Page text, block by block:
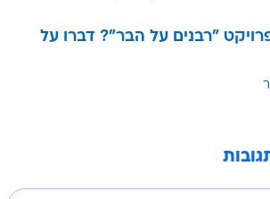
"רבנים על הבר"? דברו על